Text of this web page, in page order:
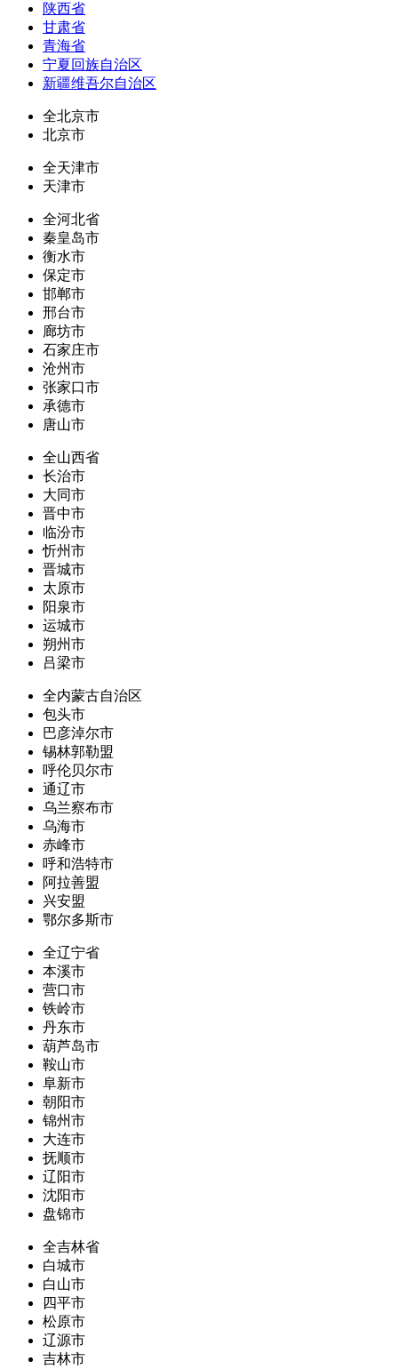
陕西省
甘肃省
青海省
宁夏回族自治区
新疆维吾尔自治区
全北京市
北京市
全天津市
天津市
全河北省
秦皇岛市
衡水市
保定市
邯郸市
邢台市
廊坊市
石家庄市
沧州市
张家口市
承德市
唐山市
全山西省
长治市
大同市
晋中市
临汾市
忻州市
晋城市
太原市
阳泉市
运城市
朔州市
吕梁市
全内蒙古自治区
包头市
巴彦淖尔市
锡林郭勒盟
呼伦贝尔市
通辽市
乌兰察布市
乌海市
赤峰市
呼和浩特市
阿拉善盟
兴安盟
鄂尔多斯市
全辽宁省
本溪市
营口市
铁岭市
丹东市
葫芦岛市
鞍山市
阜新市
朝阳市
锦州市
大连市
抚顺市
辽阳市
沈阳市
盘锦市
全吉林省
白城市
白山市
四平市
松原市
辽源市
吉林市